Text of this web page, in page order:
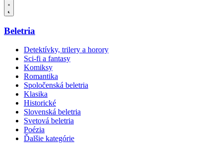
Beletria
Detektívky, trilery a horory
Sci-fi a fantasy
Komiksy
Romantika
Spoločenská beletria
Klasika
Historické
Slovenská beletria
Svetová beletria
Poézia
Ďalšie kategórie